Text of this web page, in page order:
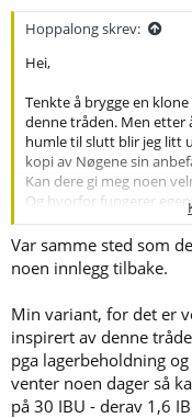
Hoppalong skrev:
Hei,
Tenkte å brygge en
denne tråden. Men etter
humle til slutt blir jeg litt
kopi av Nøgene sin
Kan dere gi meg noen
Og hvorfor fungerer
Nøgene bruker i sin
Brewfather
share.brewfather.app
Var samme sted som
noen innlegg tilbake.
Min variant, for det er
inspirert av denne
pga lagerbeholdning
venter noen dager så
på 30 IBU - derav 1,6